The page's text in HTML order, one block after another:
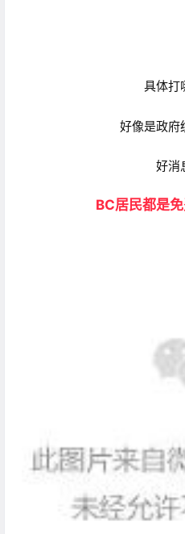
具体打
好像是政府
好消
BC居民都是